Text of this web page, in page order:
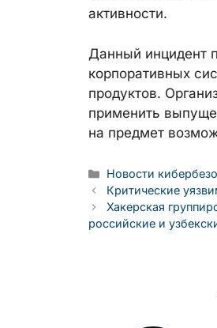
активности.
Данный инцидент
корпоративных
продуктов.
применить
на предмет
Рубрики
Новости
Критические
Хакерская
российские и